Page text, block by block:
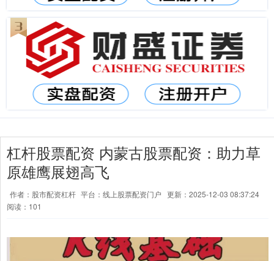
杠杆股票配资 内蒙古股票配资：助力草
原雄鹰展翅高飞
作者：股市配资杠杆 平台：线上股票配资门户 更新：2025-12-03 08:37:24
阅读：101